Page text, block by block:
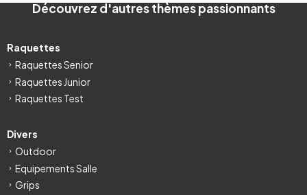
Découvrez d'autres thèmes passionnants
Raquettes
Raquettes Senior
Raquettes Junior
Raquettes Test
Divers
Outdoor
Equipements Salle
Grips